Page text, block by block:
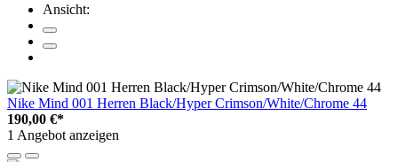
Ansicht:
Nike Mind 001 Herren Black/Hyper Crimson/White/Chrome 44
190,00 €*
1 Angebot anzeigen